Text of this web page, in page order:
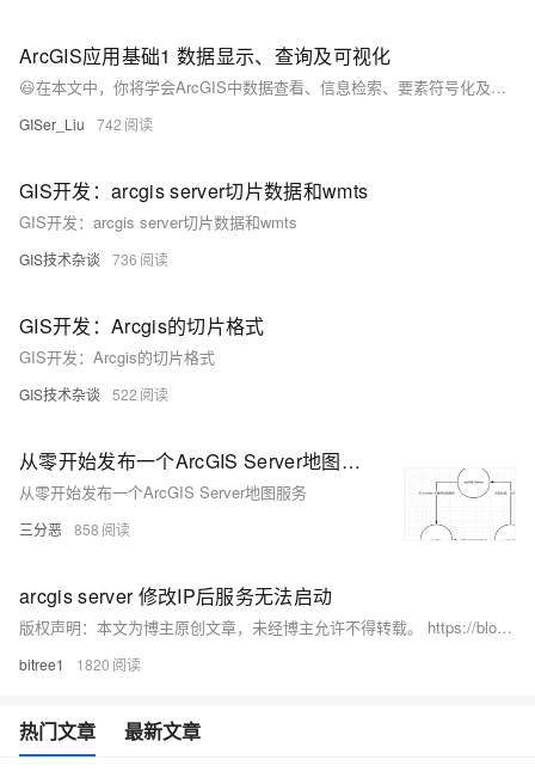
ArcGIS应用基础1 数据显示、查询及可视化
😃在本文中，你将学会ArcGIS中数据查看、信息检索、要素符号化及要素标注的基本流程。
GISer_Liu 742
GIS开发：arcgis server切片数据和wmts
GIS开发：arcgis server切片数据和wmts
GIS技术杂谈 736
GIS开发：Arcgis的切片格式
GIS开发：Arcgis的切片格式
GIS技术杂谈 522
从零开始发布一个ArcGIS Server地图服务
从零开始发布一个ArcGIS Server地图服务
三分恶 858
arcgis server 修改IP后服务无法启动
版权声明：本文为博主原创文章，未经博主允许不得转载。 https://blog.csdn.net/bitree1/article/details/80081665 ip修改后会出现服务无法启动的现象，亲测解决方法如下： 找到Server站点的配置目录下的“arcgisserver\config-store\machines”目录。
bitree1 1820
热门文章 最新文章